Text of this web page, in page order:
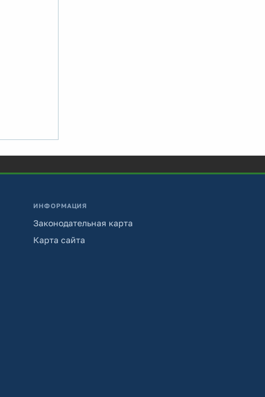
ИНФОРМАЦИЯ
Законодательная карта
Карта сайта